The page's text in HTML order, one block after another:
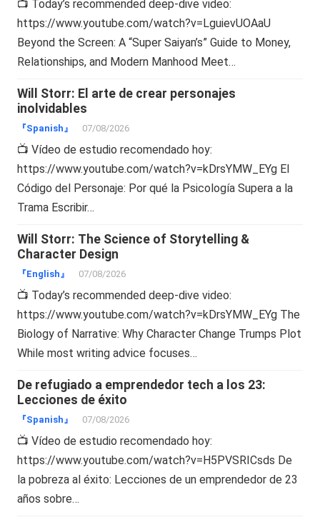
📺 Today’s recommended deep-dive video:
https://www.youtube.com/watch?v=LguievUOAaU
Beyond the Screen: A “Super Saiyan’s” Guide to Money,
Relationships, and Modern Manhood Meet…
Will Storr: El arte de crear personajes
inolvidables
『Spanish』 07/08/2026
📺 Vídeo de estudio recomendado hoy:
https://www.youtube.com/watch?v=kDrsYMW_EYg El
Código del Personaje: Por qué la Psicología Supera a la
Trama Escribir…
Will Storr: The Science of Storytelling &
Character Design
『English』 07/08/2026
📺 Today’s recommended deep-dive video:
https://www.youtube.com/watch?v=kDrsYMW_EYg The
Biology of Narrative: Why Character Change Trumps Plot
While most writing advice focuses…
De refugiado a emprendedor tech a los 23:
Lecciones de éxito
『Spanish』 07/08/2026
📺 Vídeo de estudio recomendado hoy:
https://www.youtube.com/watch?v=H5PVSRICsds De
la pobreza al éxito: Lecciones de un emprendedor de 23
años sobre…